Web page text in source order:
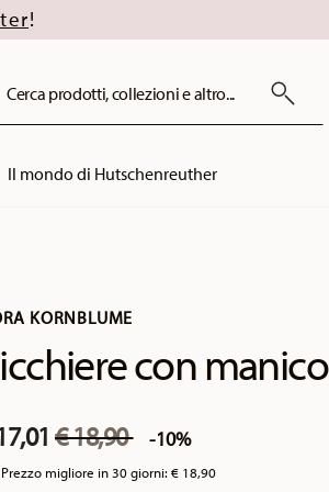
!
Cerca prodotti, collezioni e altro...
Il mondo di Hutschenreuther
KORNBLUME
con manico
Price reduced from
€ 18,90to-10%
Prezzo migliore in 30 giorni:€ 18,90